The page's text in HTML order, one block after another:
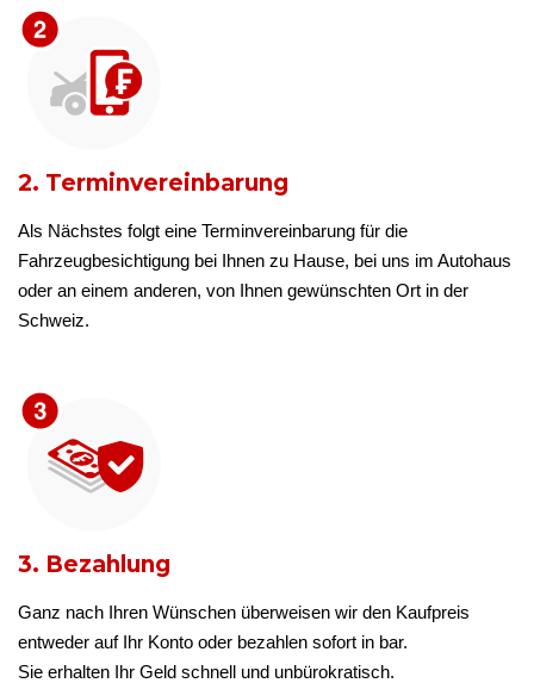
2. Terminvereinbarung
Als Nächstes folgt eine Terminvereinbarung für die
Fahrzeugbesichtigung bei Ihnen zu Hause, bei uns im Autohaus
oder an einem anderen, von Ihnen gewünschten Ort in der
Schweiz.
3. Bezahlung
Ganz nach Ihren Wünschen überweisen wir den Kaufpreis
entweder auf Ihr Konto oder bezahlen sofort in bar.
Sie erhalten Ihr Geld schnell und unbürokratisch.